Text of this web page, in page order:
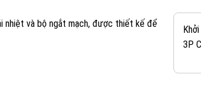
nhiệt và bộ ngắt mạch, được thiết kế để
3P